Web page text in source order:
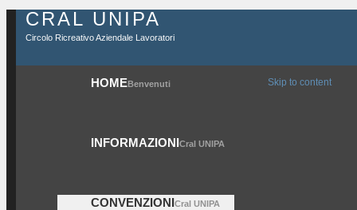
CRAL UNIPA
Circolo Ricreativo Aziendale Lavoratori
HOMEBenvenuti
INFORMAZIONICral UNIPA
CONVENZIONICral UNIPA
Skip to content